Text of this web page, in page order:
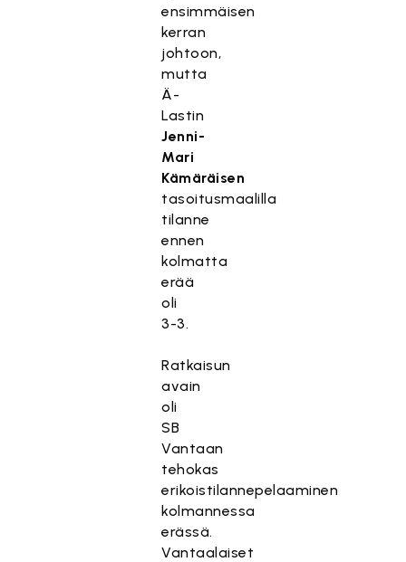
ensimmäisen
kerran
johtoon,
mutta
Ä-
Lastin
Jenni-
Mari
Kämäräisen
tasoitusmaalilla
tilanne
ennen
kolmatta
erää
oli
3-3.
Ratkaisun
avain
oli
SB
Vantaan
tehokas
erikoistilannepelaaminen
kolmannessa
erässä.
Vantaalaiset